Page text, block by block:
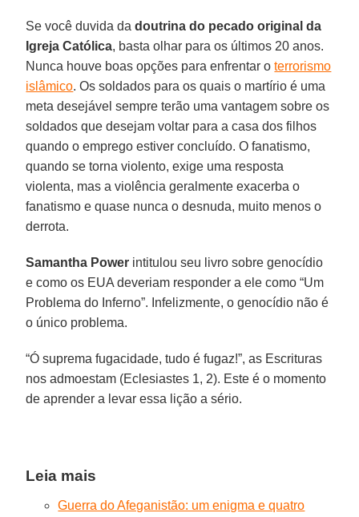
Se você duvida dadoutrina do pecado original da
Igreja Católica, basta olhar para os últimos 20 anos.
Nunca houve boas opções para enfrentar oterrorismo
islâmico. Os soldados para os quais o martírio é uma
meta desejável sempre terão uma vantagem sobre os
soldados que desejam voltar para a casa dos filhos
quando o emprego estiver concluído. O fanatismo,
quando se torna violento, exige uma resposta
violenta, mas a violência geralmente exacerba o
fanatismo e quase nunca o desnuda, muito menos o
derrota.
Samantha Power intitulou seu livro sobre genocídio
e como os EUA deveriam responder a ele como “Um
Problema do Inferno”. Infelizmente, o genocídio não é
o único problema.
“Ó suprema fugacidade, tudo é fugaz!”, as Escrituras
nos admoestam (Eclesiastes 1, 2). Este é o momento
de aprender a levar essa lição a sério.
Leia mais
Guerra do Afeganistão: um enigma e quatro